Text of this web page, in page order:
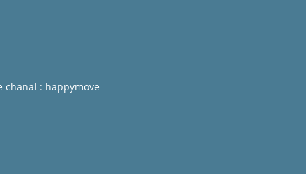
chanal : happymove